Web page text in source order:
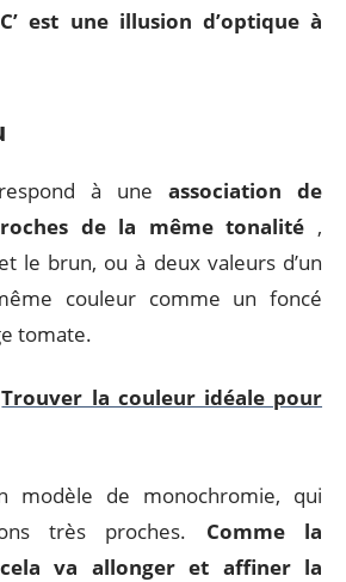
C’ est une illusion d’optique à
à une association de
de la même tonalité ,
le brun, ou à deux valeurs d’un
couleur comme un foncé
tomate.
Trouver la couleur idéale pour
modèle de monochromie, qui
très proches. Comme la
va allonger et affiner la